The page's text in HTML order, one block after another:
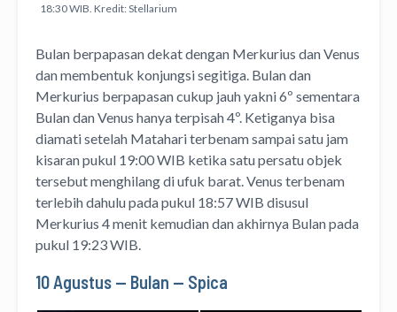
18:30 WIB. Kredit: Stellarium
Bulan berpapasan dekat dengan Merkurius dan Venus
dan membentuk konjungsi segitiga. Bulan dan
Merkurius berpapasan cukup jauh yakni 6º sementara
Bulan dan Venus hanya terpisah 4º. Ketiganya bisa
diamati setelah Matahari terbenam sampai satu jam
kisaran pukul 19:00 WIB ketika satu persatu objek
tersebut menghilang di ufuk barat. Venus terbenam
terlebih dahulu pada pukul 18:57 WIB disusul
Merkurius 4 menit kemudian dan akhirnya Bulan pada
pukul 19:23 WIB.
10 Agustus — Bulan — Spica